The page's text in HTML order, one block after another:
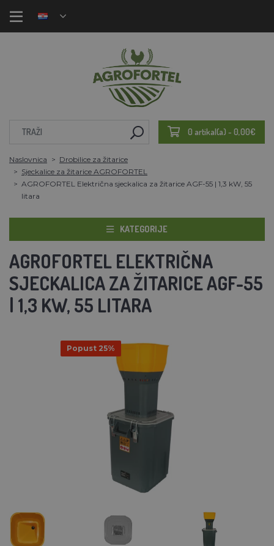
0 artikal(a) - 0,00€
Naslovnica
Drobilice za žitarice
Sjeckalice za žitarice AGROFORTEL
AGROFORTEL Električna sjeckalica za žitarice AGF-55 | 1,3 kW, 55
litara
KATEGORIJE
AGROFORTEL ELEKTRIČNA
SJECKALICA ZA ŽITARICE AGF-55
| 1,3 KW, 55 LITARA
Popust 25%